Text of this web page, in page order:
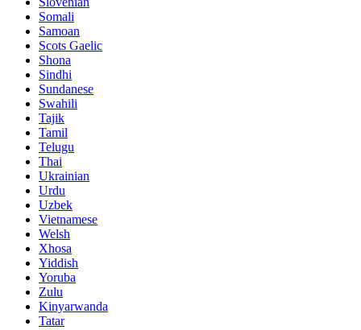
Somali
Samoan
Scots Gaelic
Shona
Sindhi
Sundanese
Swahili
Tajik
Tamil
Telugu
Thai
Ukrainian
Urdu
Uzbek
Vietnamese
Welsh
Xhosa
Yiddish
Yoruba
Zulu
Kinyarwanda
Tatar